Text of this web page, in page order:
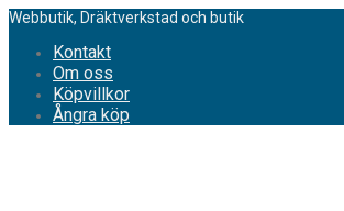
Webbutik, Dräktverkstad och butik
Kontakt
Om oss
Köpvillkor
Ångra köp